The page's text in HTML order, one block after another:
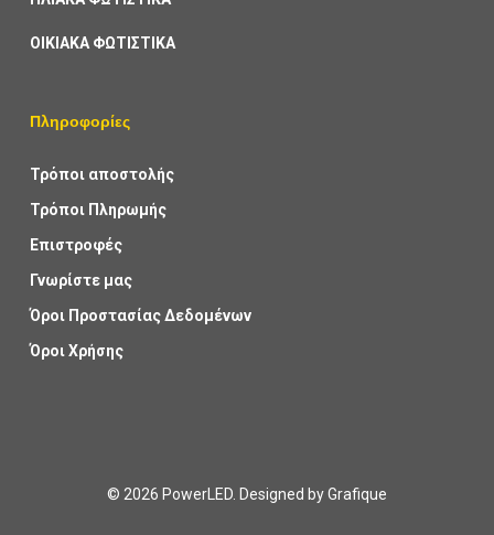
ΟΙΚΙΑΚΑ ΦΩΤΙΣΤΙΚΑ
Πληροφορίες
Τρόποι αποστολής
Τρόποι Πληρωμής
Επιστροφές
Γνωρίστε μας
Όροι Προστασίας Δεδομένων
Όροι Χρήσης
© 2026 PowerLED. Designed byGrafique